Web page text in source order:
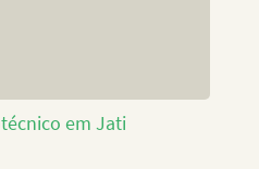
em Jati